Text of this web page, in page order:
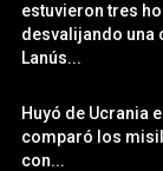
estuvieron tres
desvalijando una
Lanús...
Huyó de Ucrania
comparó los
con...